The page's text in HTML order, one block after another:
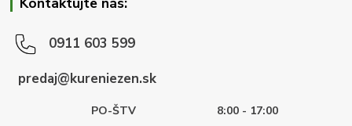
0911 603 599
predaj@kureniezen.sk
PO-ŠTV
8:00 - 17:00